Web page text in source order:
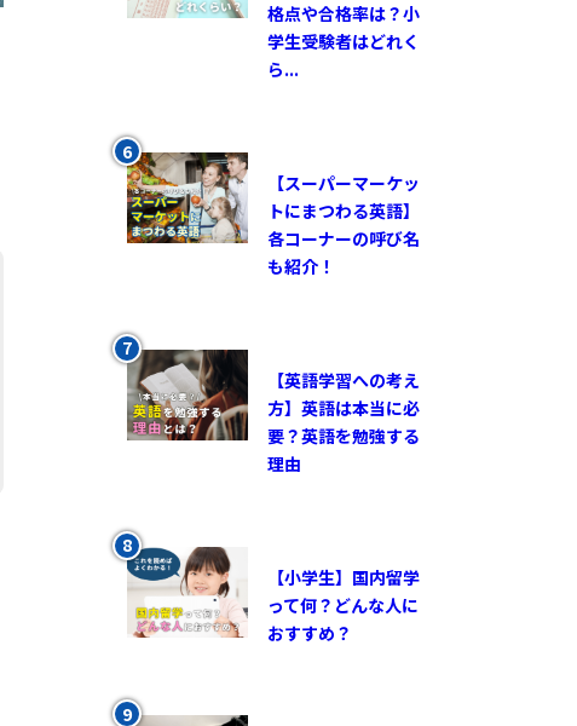
格点や合格率は？小
学生受験者はどれく
ら...
【スーパーマーケッ
トにまつわる英語】
各コーナーの呼び名
も紹介！
【英語学習への考え
方】英語は本当に必
要？英語を勉強する
理由
【小学生】国内留学
って何？どんな人に
おすすめ？